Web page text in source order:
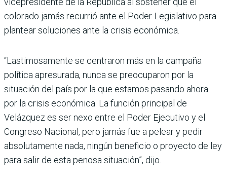
colorado jamás recurrió ante el Poder Legislativo para
plantear soluciones ante la crisis económica.
“Lastimosamente se centraron más en la campaña
política apresurada, nunca se preocuparon por la
situación del país por la que estamos pasando ahora
por la crisis económica. La función principal de
Velázquez es ser nexo entre el Poder Ejecutivo y el
Congreso Nacional, pero jamás fue a pelear y pedir
absolutamente nada, ningún beneficio o proyecto de ley
para salir de esta penosa situación”, dijo.